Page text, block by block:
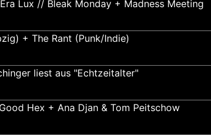
Lux // Bleak Monday + Madness Meeting
+ The Rant (Punk/Indie)
liest aus "Echtzeitalter"
Hex + Ana Djan & Tom Peitschow